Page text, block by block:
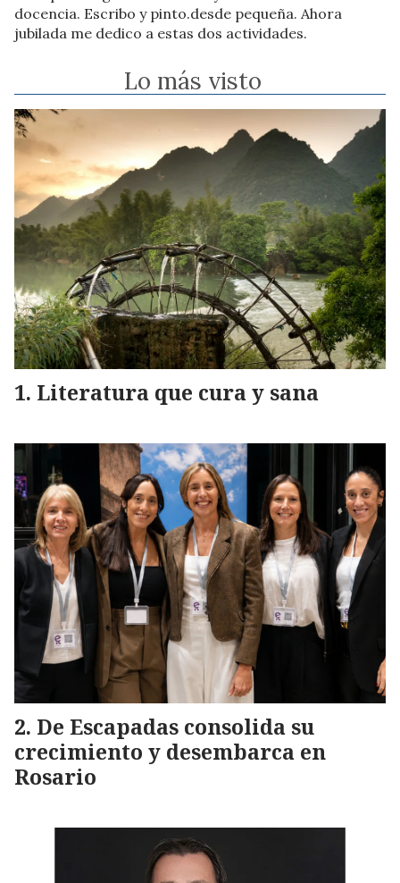
docencia. Escribo y pinto.desde pequeña. Ahora
jubilada me dedico a estas dos actividades.
Lo más visto
Literatura que cura y sana
De Escapadas consolida su
crecimiento y desembarca en
Rosario